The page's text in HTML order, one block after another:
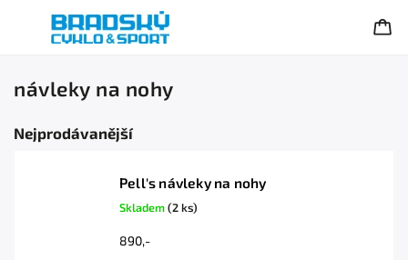
návleky na nohy
Nejprodávanější
Pell's návleky na nohy
Skladem(2 ks)
890,-